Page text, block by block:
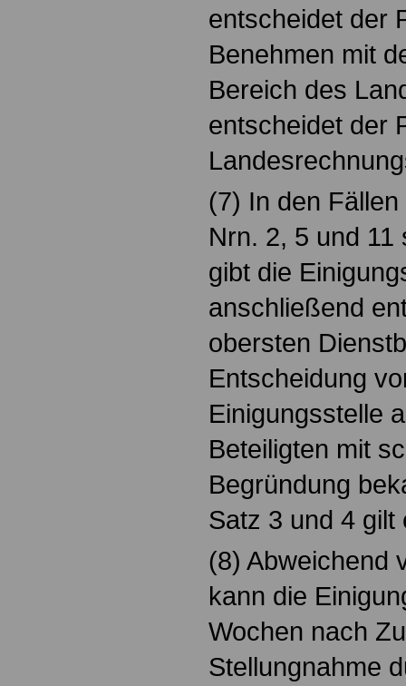
entscheidet der
Benehmen mit
Bereich des
entscheidet der
(7) In den
Nrn. 2, 5 und
gibt die
anschließend
obersten
Entscheidung
Einigungsstelle
Beteiligten mit
Begründung
Satz 3 und 4 gilt
(8) Abweichend
kann die
Wochen nach
Stellungnahme